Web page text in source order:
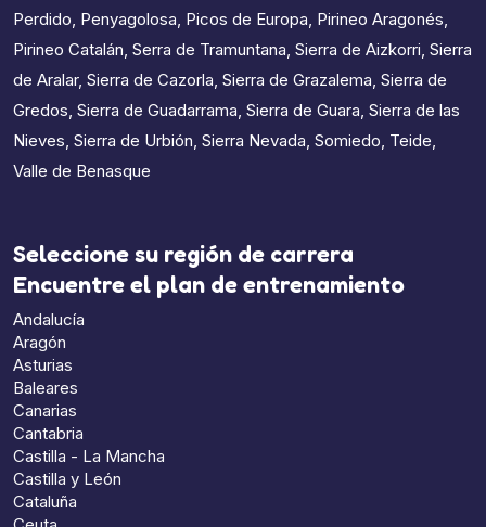
Perdido, Penyagolosa, Picos de Europa, Pirineo Aragonés,
Pirineo Catalán, Serra de Tramuntana, Sierra de Aizkorri, Sierra
de Aralar, Sierra de Cazorla, Sierra de Grazalema, Sierra de
Gredos, Sierra de Guadarrama, Sierra de Guara, Sierra de las
Nieves, Sierra de Urbión, Sierra Nevada, Somiedo, Teide,
Valle de Benasque
Seleccione su región de carrera
Encuentre el plan de entrenamiento
Andalucía
Aragón
Asturias
Baleares
Canarias
Cantabria
Castilla - La Mancha
Castilla y León
Cataluña